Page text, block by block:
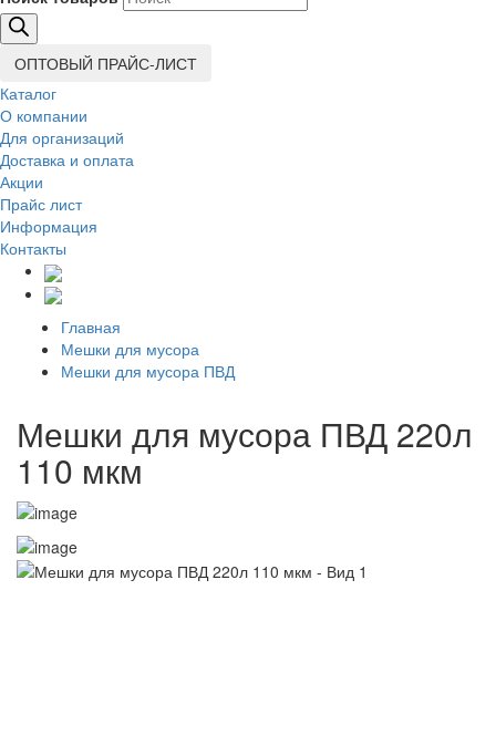
ОПТОВЫЙ ПРАЙС-ЛИСТ
Каталог
О компании
Для организаций
Доставка и оплата
Акции
Прайс лист
Информация
Контакты
Главная
Мешки для мусора
Мешки для мусора ПВД
Мешки для мусора ПВД 220л
110 мкм